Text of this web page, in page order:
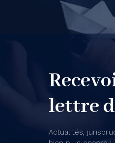
lettre
Actualités,